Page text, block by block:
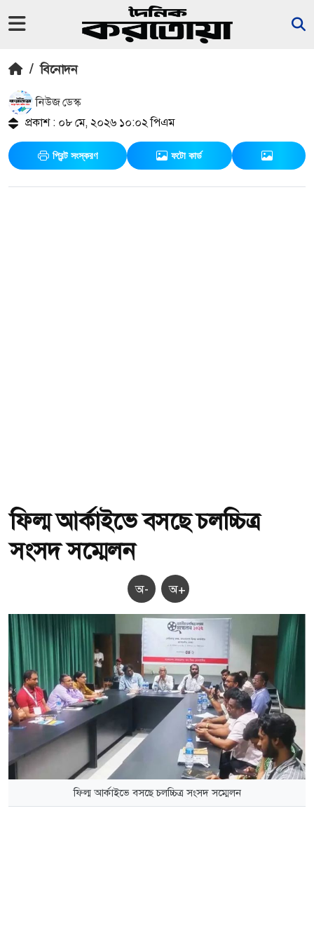
/ বিনোদন
নিউজ ডেস্ক
প্রকাশ : ০৮ মে, ২০২৬ ১০:০২ পিএম
প্রিন্ট সংস্করণ ফটো কার্ড
ফিল্ম আর্কাইভে বসছে চলচ্চিত্র
সংসদ সম্মেলন
অ- অ+
ফিল্ম আর্কাইভে বসছে চলচ্চিত্র সংসদ সম্মেলন